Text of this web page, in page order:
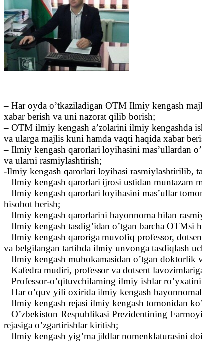
– Har oyda o’tkaziladigan OTM Ilmiy kengash
xabar berish va uni nazorat qilib borish;
– OTM ilmiy kengash a’zolarini ilmiy kengashda
va ularga majlis kuni hamda vaqti haqida xabar
– Ilmiy kengash qarorlari loyihasini mas’ullardan
va ularni rasmiylashtirish;
-Ilmiy kengash qarorlari loyihasi rasmiylashtirilib,
– Ilmiy kengash qarorlari ijrosi ustidan muntazam
– Ilmiy kengash qarorlari loyihasini mas’ullar
hisobot berish;
– Ilmiy kengash qarorlarini bayonnoma bilan
– Ilmiy kengash tasdig’idan o’tgan barcha OTMsi
– Ilmiy kengash qaroriga muvofiq professor,
va belgilangan tartibda ilmiy unvonga tasdiqlash
– Ilmiy kengash muhokamasidan o’tgan doktorlik
– Kafedra mudiri, professor va dotsent
– Professor-o’qituvchilarning ilmiy ishlar
– Har o’quv yili oxirida ilmiy kengash
– Ilmiy kengash rejasi ilmiy kengash tomonidan
– O’zbekiston Respublikasi Prezidentining
rejasiga o’zgartirishlar kiritish;
– Ilmiy kengash yig’ma jildlar nomenklaturasini